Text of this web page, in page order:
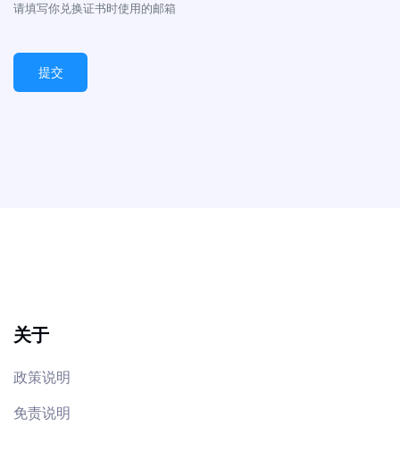
请填写你兑换证书时使用的邮箱
提交
关于
政策说明
免责说明